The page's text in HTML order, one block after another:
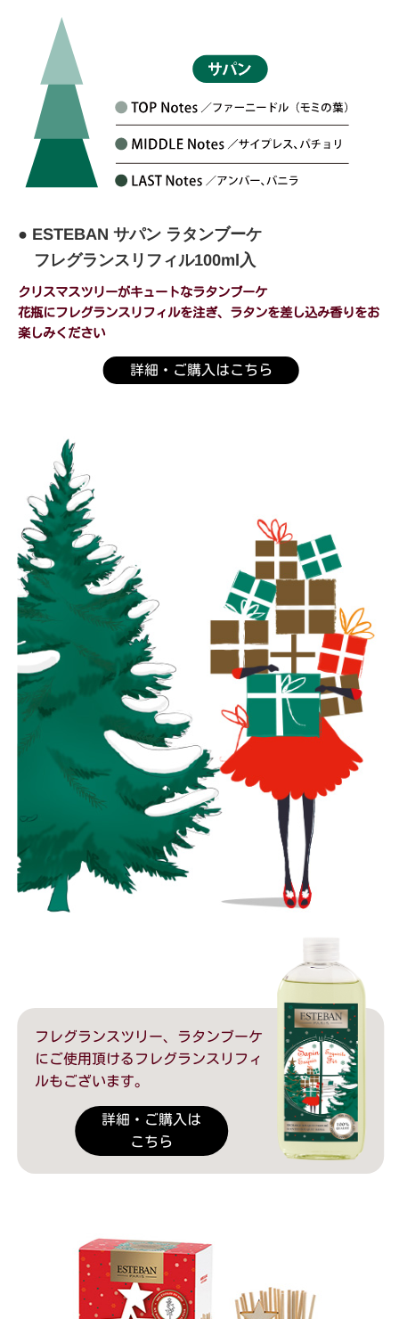
● ESTEBAN サパン ラタンブーケ
フレグランスリフィル100ml入
クリスマスツリーがキュートなラタンブーケ
花瓶にフレグランスリフィルを注ぎ、ラタンを差し込み香りをお
楽しみください
詳細・ご購入はこちら
フレグランスツリー、ラタンブーケ
にご使用頂けるフレグランスリフィ
ルもございます。
詳細・ご購入は
こちら